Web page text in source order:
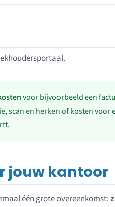
voor bijvoorbeeld een
scan en herken of kosten voor
jouw kantoor
één grote overeenkomst: